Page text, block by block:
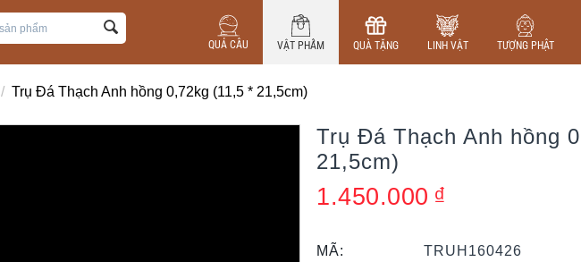
QUẢ CẦU VẬT PHẨM QUÀ TẶNG LINH VẬT TƯỢNG PHẬT
/ Trụ Đá Thạch Anh hồng 0,72kg (11,5 * 21,5cm)
Trụ Đá Thạch Anh hồng
21,5cm)
1.450.000 ₫
MÃ:
TRUH160426